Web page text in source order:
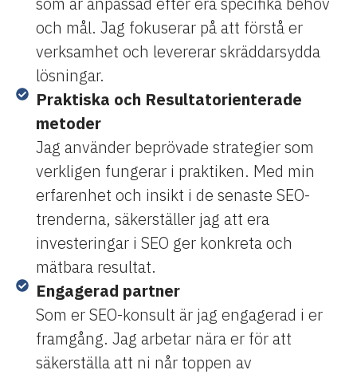
och mål. Jag fokuserar på att förstå er
verksamhet och levererar skräddarsydda
lösningar.
Praktiska och Resultatorienterade
metoder
Jag använder beprövade strategier som
verkligen fungerar i praktiken. Med min
erfarenhet och insikt i de senaste SEO-
trenderna, säkerställer jag att era
investeringar i SEO ger konkreta och
mätbara resultat.
Engagerad partner
Som er SEO-konsult är jag engagerad i er
framgång. Jag arbetar nära er för att
säkerställa att ni når toppen av